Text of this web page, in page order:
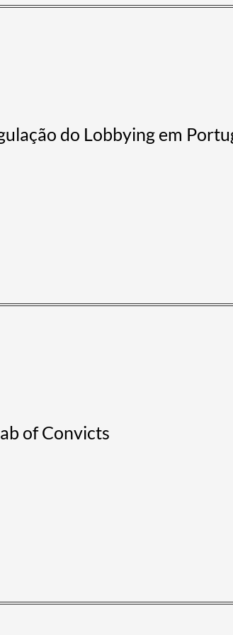
do Lobbying em
of Convicts